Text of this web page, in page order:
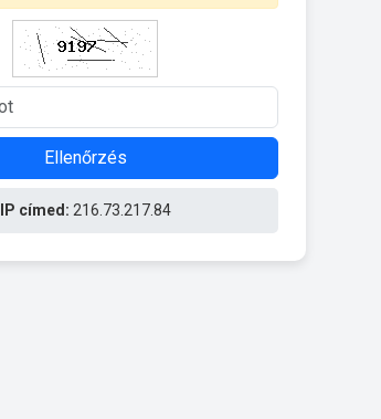
Ellenőrzés
IP címed: 216.73.217.84